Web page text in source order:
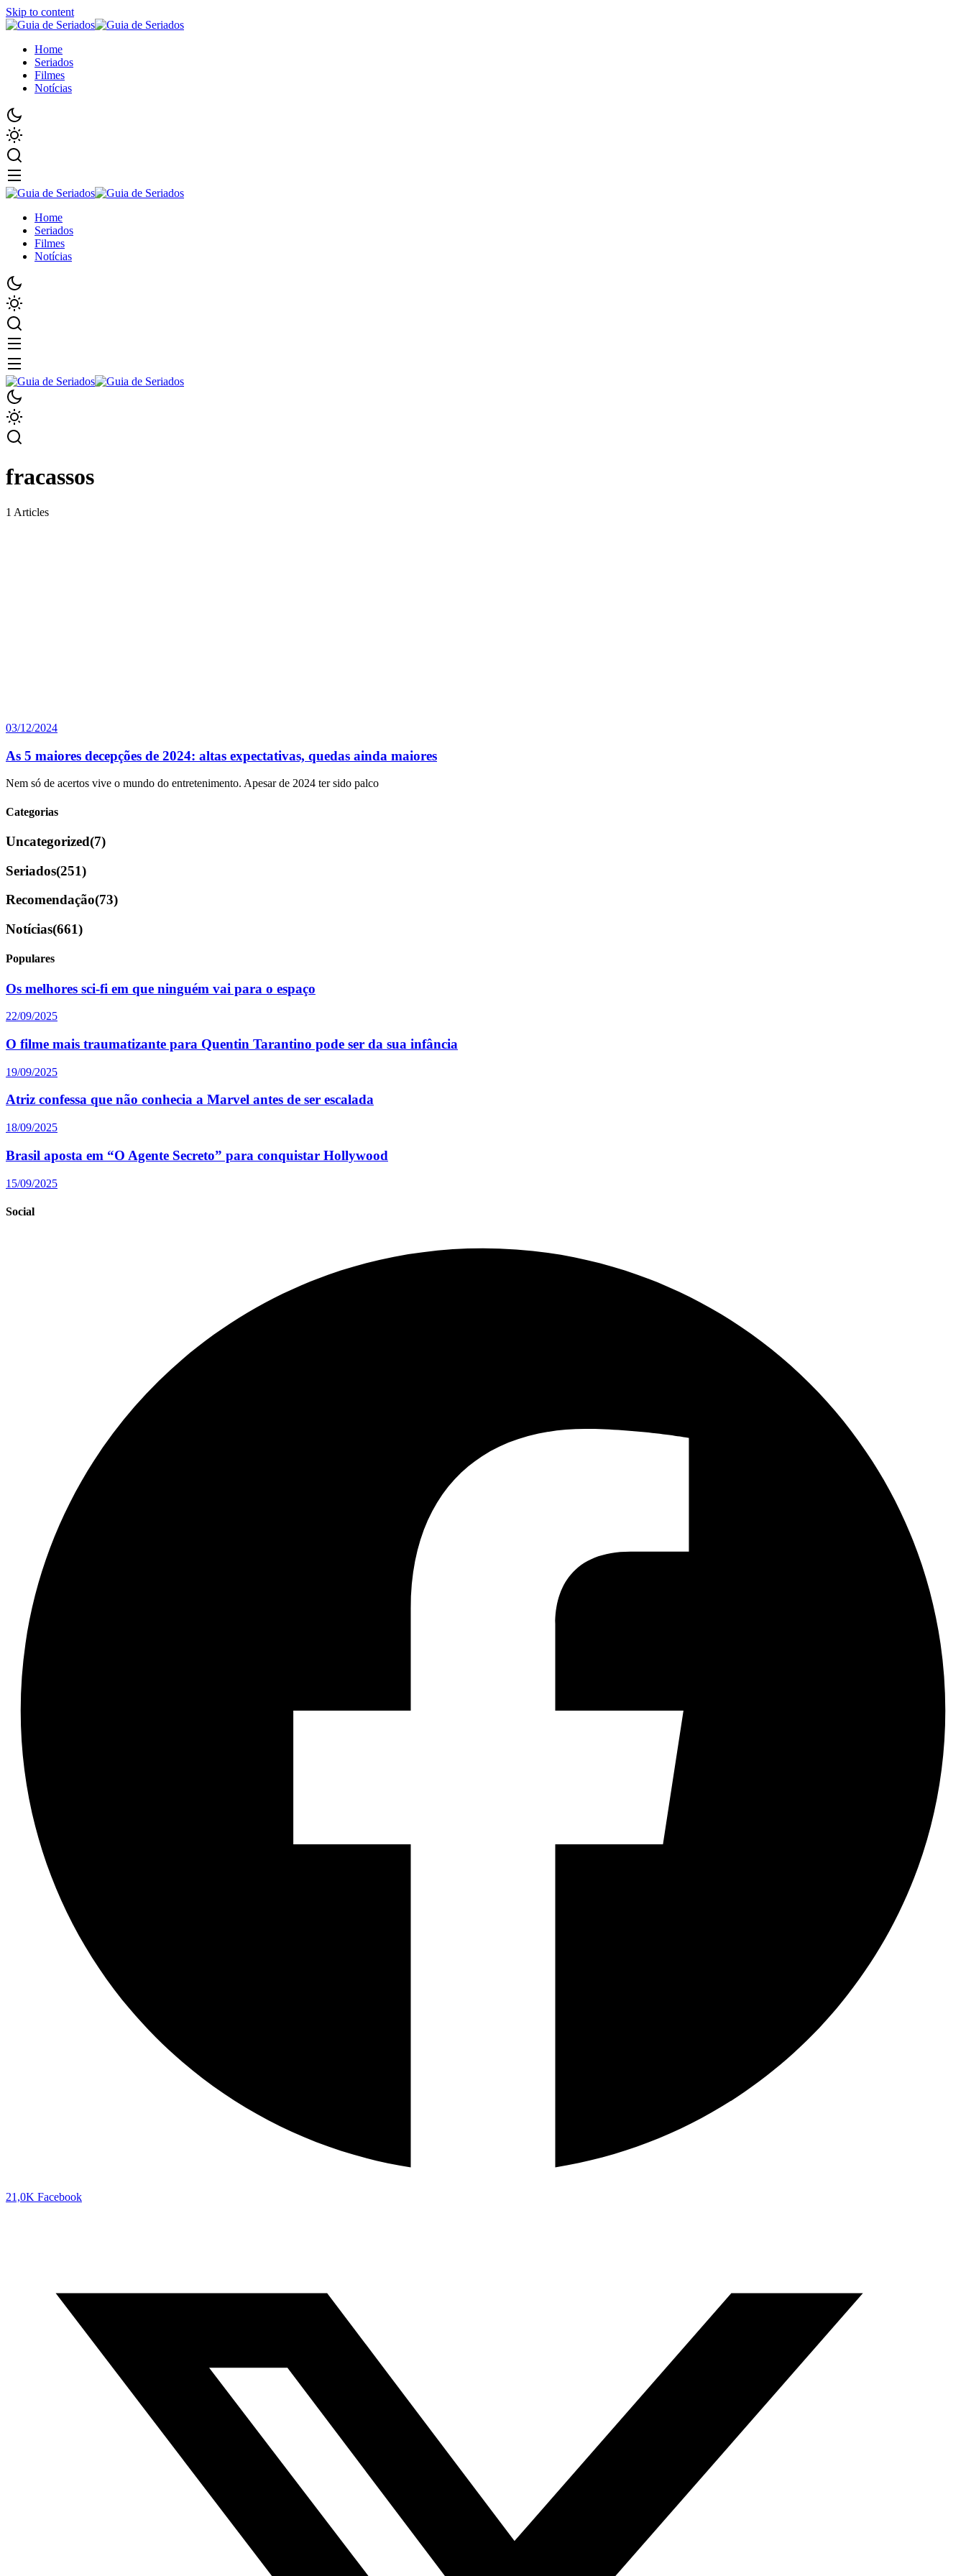
Skip to content
Home
Seriados
Filmes
Notícias
Home
Seriados
Filmes
Notícias
fracassos
1 Articles
03/12/2024
As 5 maiores decepções de 2024: altas expectativas, quedas ainda maiores
Nem só de acertos vive o mundo do entretenimento. Apesar de 2024 ter sido palco
Categorias
Uncategorized(7)
Seriados(251)
Recomendação(73)
Notícias(661)
Populares
Os melhores sci-fi em que ninguém vai para o espaço
22/09/2025
O filme mais traumatizante para Quentin Tarantino pode ser da sua infância
19/09/2025
Atriz confessa que não conhecia a Marvel antes de ser escalada
18/09/2025
Brasil aposta em “O Agente Secreto” para conquistar Hollywood
15/09/2025
Social
21,0K Facebook